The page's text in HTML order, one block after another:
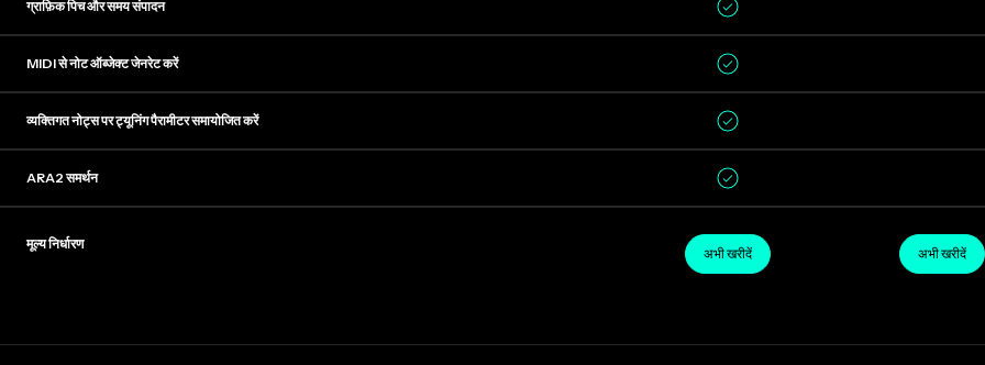
ग्राफ़िक पिच और समय संपादन
MIDI से नोट ऑब्जेक्ट जेनरेट करें
व्यक्तिगत नोट्स पर ट्यूनिंग पैरामीटर समायोजित करें
ARA2 समर्थन
मूल्य निर्धारण
अभी खरीदें अभी खरीदें